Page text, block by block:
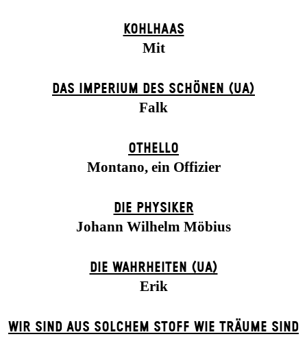
KOHLHAAS
Mit
DAS IMPERIUM DES SCHÖNEN (UA)
Falk
OTHELLO
Montano, ein Offizier
DIE PHYSIKER
Johann Wilhelm Möbius
DIE WAHRHEITEN (UA)
Erik
WIR SIND AUS SOLCHEM STOFF WIE TRÄUME SIND